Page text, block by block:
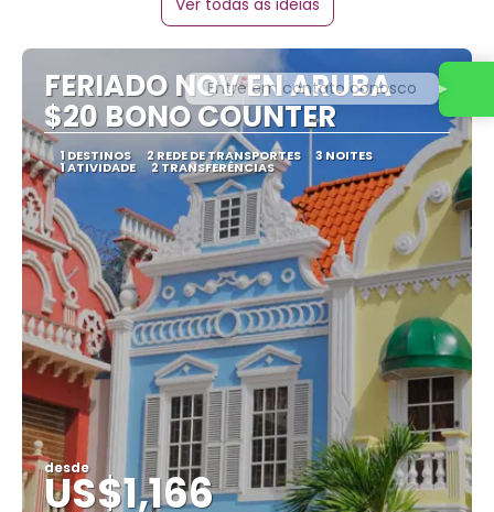
FERIADO NOV EN ARUBA
$20 BONO COUNTER
1 DESTINOS 2 REDE DE TRANSPORTES 3 NOITES
1 ATIVIDADE 2 TRANSFERÊNCIAS
desde
US$1,166
Entre em contato conosco